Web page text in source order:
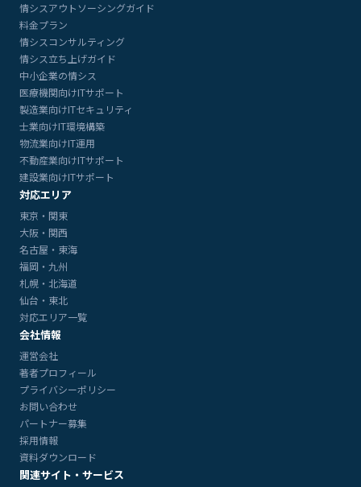
情シスアウトソーシングガイド
料金プラン
情シスコンサルティング
情シス立ち上げガイド
中小企業の情シス
医療機関向けITサポート
製造業向けITセキュリティ
士業向けIT環境構築
物流業向けIT運用
不動産業向けITサポート
建設業向けITサポート
対応エリア
東京・関東
大阪・関西
名古屋・東海
福岡・九州
札幌・北海道
仙台・東北
対応エリア一覧
会社情報
運営会社
著者プロフィール
プライバシーポリシー
お問い合わせ
パートナー募集
採用情報
資料ダウンロード
関連サイト・サービス